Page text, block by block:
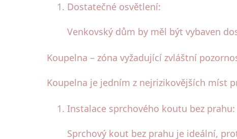
Dostatečné osvětlení:
Venkovský dům by měl být vybaven
Koupelna – zóna vyžadující zvláštní
Koupelna je jedním z nejrizikovějších míst
Instalace sprchového koutu bez prahu:
Sprchový kout bez prahu je ideální,